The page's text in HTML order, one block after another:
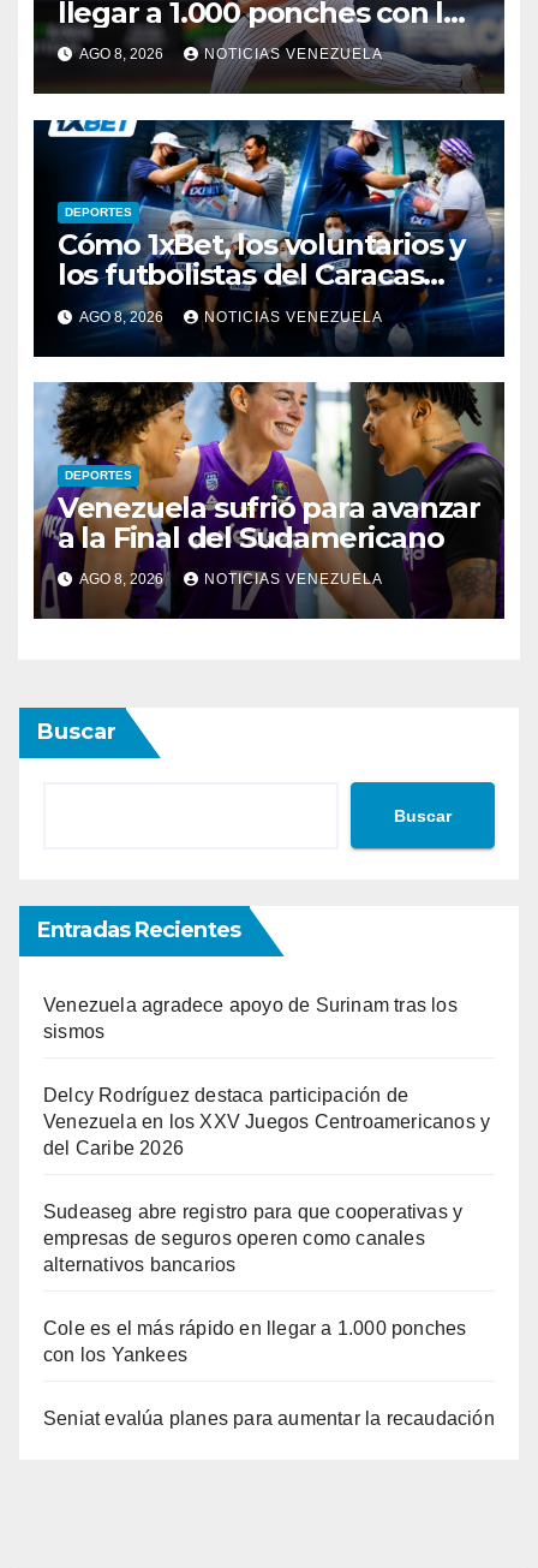
llegar a 1.000 ponches con los
Yankees
AGO 8, 2026 NOTICIAS VENEZUELA
DEPORTES
Cómo 1xBet, los voluntarios y
los futbolistas del Caracas
Fútbol Club juntaron fuerzas
para ayudar a las familias de
Venezuela
AGO 8, 2026 NOTICIAS VENEZUELA
DEPORTES
Venezuela sufrió para avanzar
a la Final del Sudamericano
AGO 8, 2026 NOTICIAS VENEZUELA
Buscar
Buscar
Entradas Recientes
Venezuela agradece apoyo de Surinam tras los
sismos
Delcy Rodríguez destaca participación de
Venezuela en los XXV Juegos Centroamericanos y
del Caribe 2026
Sudeaseg abre registro para que cooperativas y
empresas de seguros operen como canales
alternativos bancarios
Cole es el más rápido en llegar a 1.000 ponches
con los Yankees
Seniat evalúa planes para aumentar la recaudación